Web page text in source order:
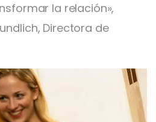
la relación»,
Directora de